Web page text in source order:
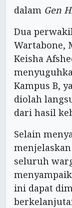
dalam Gen
Dua
Wartabone,
Keisha
Kampus B,
diolah
dari hasil
Selain
seluruh
ini dapat